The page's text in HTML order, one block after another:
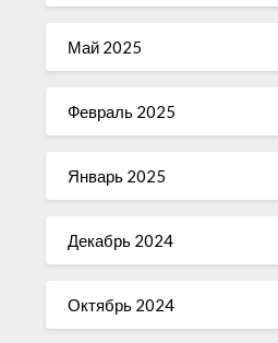
Май 2025
Февраль 2025
Январь 2025
Декабрь 2024
Октябрь 2024